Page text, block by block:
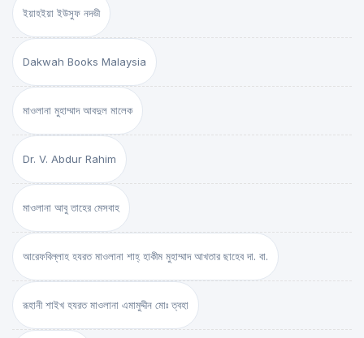
ইয়াহইয়া ইউসুফ নদভী
Dakwah Books Malaysia
মাওলানা মুহাম্মাদ আবদুল মালেক
Dr. V. Abdur Rahim
মাওলানা আবু তাহের মেসবাহ
আরেফবিল্লাহ হযরত মাওলানা শাহ্ হাকীম মুহাম্মাদ আখতার ছাহেব দা. বা.
রূহানী শাইখ হযরত মাওলানা এমামুদ্দীন মোঃ ত্বহা